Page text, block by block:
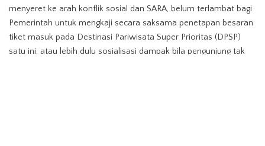
menyeret ke arah konflik sosial dan SARA, belum terlambat bagi
Pemerintah untuk mengkaji secara saksama penetapan besaran
tiket masuk pada Destinasi Pariwisata Super Prioritas (DPSP)
satu ini, atau lebih dulu sosialisasi dampak bila pengunjung tak